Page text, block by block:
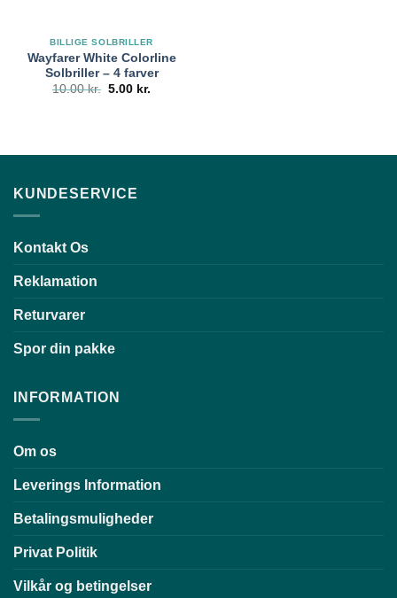
BILLIGE SOLBRILLER
Wayfarer White Colorline
Solbriller – 4 farver
10.00kr. Den
5.00 kr.
KUNDESERVICE
Kontakt Os
Reklamation
Returvarer
Spor din pakke
INFORMATION
Om os
Leverings Information
Betalingsmuligheder
Privat Politik
Vilkår og betingelser